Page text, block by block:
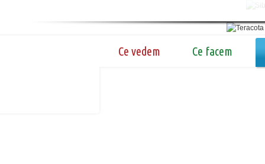
Ce vedem Ce facem